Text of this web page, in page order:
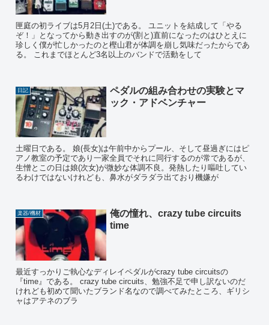
匣庭の初ライブは5月2日(土)である。 ユニットを結成して「やる
ぞ！」となってから動き出すのが(割と)直前になったのはひとえに
珍しく僕が忙しかったのと樫山君が体調を崩し気味だったからであ
る。 これまでほとんど3名以上のバンドで活動をして
日記
ペダルの組み合わせの実験とマ
ック・アドベンチャー
土曜日である。 娘(長女)は午前中からプール、そして昼過ぎにはピ
アノ教室の予定であり一家全員でそれに同行するのが常であるが、
生憎とこの日は娘(次女)が微妙な体調不良。発熱したり嘔吐してい
るわけではないけれども、鼻水がダラダラ出ており機嫌が
楽器/機材
俺の憧れ、crazy tube circuits
time
最近すっかりご執心なディレイペダルがcrazy tube circuitsの
『time』である。 crazy tube circuits、勉強不足で申し訳ないのだ
けれども初めて聞いたブランド名なので調べてみたところ、ギリシ
ャはアテネのブラ